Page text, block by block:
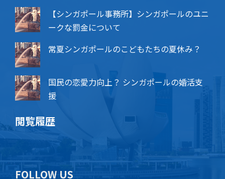
【シンガポール事務所】シンガポールのユニ
ークな罰金について
常夏シンガポールのこどもたちの夏休み？
国民の恋愛力向上？ シンガポールの婚活支
援
閲覧履歴
FOLLOW US